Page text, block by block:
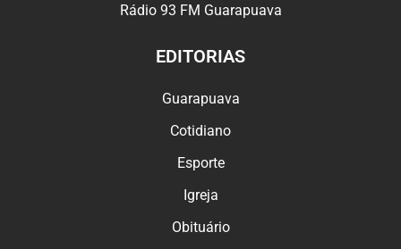
Rádio 93 FM Guarapuava
EDITORIAS
Guarapuava
Cotidiano
Esporte
Igreja
Obituário